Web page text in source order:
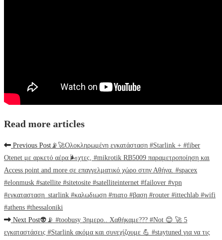
Read more articles
Previous Post 📡🚀Ολοκληρωμένη εγκατάσταση #Starlink + #fiber
Otenet με αρκετό αέρα 🌬χτες, #mikrotik RB5009 παραμετροποίηση και
Access point and more σε επαγγελματικό χώρο στην Αθήνα. #spacex
#elonmusk #satellite #sitetosite #satelliteinternet #failover #vpn
#εγκατασταση_starlink #καλωδιωση #πιατο #βαση #router #ittechlab #wifi
#athens #thessaloniki
Next Post👽📡 #toobusy 3ημερο.. Χαθήκαμε??? #Not 😊 🚀 5
εγκαταστάσεις #Starlink ακόμα και συνεχίζουμε 💪 #staytuned για να τις